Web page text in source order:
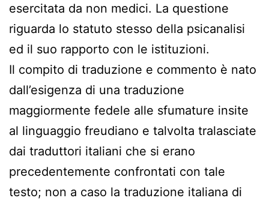
esercitata da non medici. La questione
riguarda lo statuto stesso della psicanalisi
ed il suo rapporto con le istituzioni.
Il compito di traduzione e commento è nato
dall’esigenza di una traduzione
maggiormente fedele alle sfumature insite
al linguaggio freudiano e talvolta tralasciate
dai traduttori italiani che si erano
precedentemente confrontati con tale
testo; non a caso la traduzione italiana di